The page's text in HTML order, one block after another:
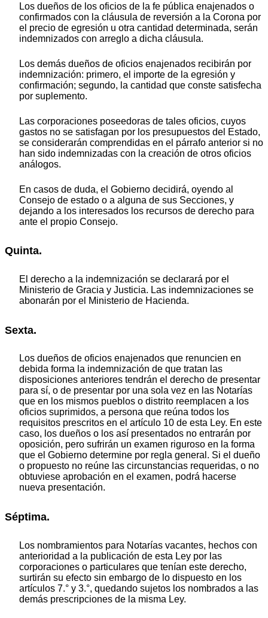
Los dueños de los oficios de la fe pública enajenados o
confirmados con la cláusula de reversión a la Corona por
el precio de egresión u otra cantidad determinada, serán
indemnizados con arreglo a dicha cláusula.
Los demás dueños de oficios enajenados recibirán por
indemnización: primero, el importe de la egresión y
confirmación; segundo, la cantidad que conste satisfecha
por suplemento.
Las corporaciones poseedoras de tales oficios, cuyos
gastos no se satisfagan por los presupuestos del Estado,
se considerarán comprendidas en el párrafo anterior si no
han sido indemnizadas con la creación de otros oficios
análogos.
En casos de duda, el Gobierno decidirá, oyendo al
Consejo de estado o a alguna de sus Secciones, y
dejando a los interesados los recursos de derecho para
ante el propio Consejo.
Quinta.
El derecho a la indemnización se declarará por el
Ministerio de Gracia y Justicia. Las indemnizaciones se
abonarán por el Ministerio de Hacienda.
Sexta.
Los dueños de oficios enajenados que renuncien en
debida forma la indemnización de que tratan las
disposiciones anteriores tendrán el derecho de presentar
para sí, o de presentar por una sola vez en las Notarías
que en los mismos pueblos o distrito reemplacen a los
oficios suprimidos, a persona que reúna todos los
requisitos prescritos en el artículo 10 de esta Ley. En este
caso, los dueños o los así presentados no entrarán por
oposición, pero sufrirán un examen riguroso en la forma
que el Gobierno determine por regla general. Si el dueño
o propuesto no reúne las circunstancias requeridas, o no
obtuviese aprobación en el examen, podrá hacerse
nueva presentación.
Séptima.
Los nombramientos para Notarías vacantes, hechos con
anterioridad a la publicación de esta Ley por las
corporaciones o particulares que tenían este derecho,
surtirán su efecto sin embargo de lo dispuesto en los
artículos 7.° y 3.°, quedando sujetos los nombrados a las
demás prescripciones de la misma Ley.